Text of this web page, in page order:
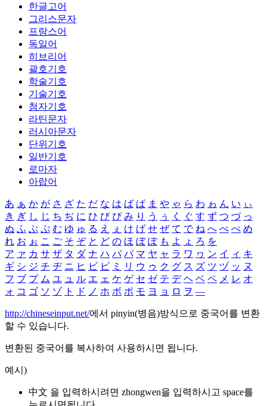
한글고어
그리스문자
프랑스어
독일어
히브리어
괄호기호
학술기호
기술기호
첨자기호
라틴문자
러시아문자
단위기호
일반기호
로마자
아랍어
あ ぁ か が さ ざ た だ な は ば ぱ ま や ゃ ら わ ゎ ん い ぃ
き ぎ し じ ち ぢ に ひ び ぴ み り う ぅ く ぐ す ず つ づ っ
ぬ ふ ぶ ぷ む ゆ ゅ る え ぇ け げ せ ぜ て で ね へ べ ぺ め
れ お ぉ こ ご そ ぞ と ど の ほ ぼ ぽ も よ ょ ろ を
ア ァ カ サ ザ タ ダ ナ ハ バ パ マ ヤ ャ ラ ワ ヮ ン イ ィ キ
ギ シ ジ チ ヂ ニ ヒ ビ ピ ミ リ ウ ゥ ク グ ス ズ ツ ヅ ッ ヌ
フ ブ プ ム ユ ュ ル エ ェ ケ ゲ セ ゼ テ デ ヘ ベ ペ メ レ オ
ォ コ ゴ ソ ゾ ト ド ノ ホ ボ ポ モ ヨ ョ ロ ヲ ―
http://chineseinput.net/에서 pinyin(병음)방식으로 중국어를 변환
할 수 있습니다.
변환된 중국어를 복사하여 사용하시면 됩니다.
예시)
中文 을 입력하시려면 zhongwen을 입력하시고 space를